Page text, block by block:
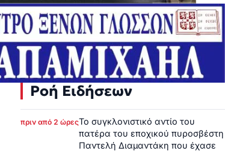
Ροή Ειδήσεων
πριν από 2 ώρεςΤο συγκλονιστικό αντίο του
πατέρα του εποχικού πυροσβέστη
Παντελή Διαμαντάκη που έχασε